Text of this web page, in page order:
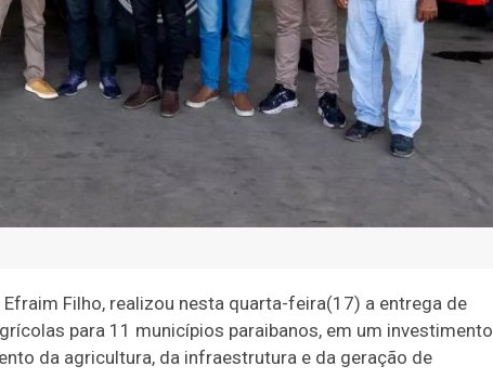
Filho, realizou nesta quarta-feira(17) a entrega de
para 11 municípios paraibanos, em um investimento
da agricultura, da infraestrutura e da geração de